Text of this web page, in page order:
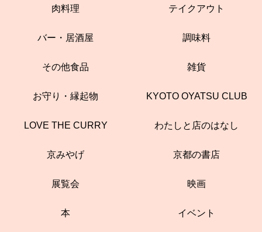
肉料理 テイクアウト
バー・居酒屋 調味料
その他食品 雑貨
お守り・縁起物 KYOTO OYATSU CLUB
LOVE THE CURRY わたしと店のはなし
京みやげ 京都の書店
展覧会 映画
本 イベント